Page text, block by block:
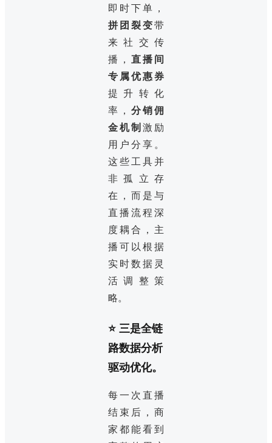
即时下单，
拼团裂变带
来社交传
播， 直播间
专属优惠券
提升转化
率， 分销佣
金机制 激励
用户分享。
这些工具并
非孤立存
在，而是与
直播流程深
度耦合，主
播可以根据
实时数据灵
活调整策
略。
⭐ 三是全链
路数据分析
驱动优化。
每一次直播
结束后，商
家都能看到